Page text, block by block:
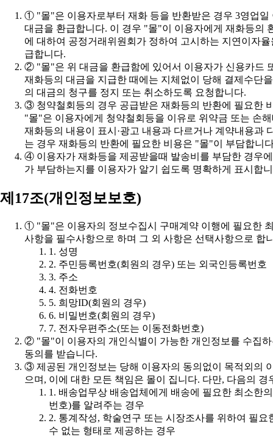
급합니다.
의 대금의 청구를 정지 또는 취소하도록 요청합니다.
는 경우 재화등의 반환에 필요한 비용은 "몰"이 부담합니
가 부담하는지를 이용자가 알기 쉽도록 명확하게 표시합
제17조(개인정보보호)
사항을 필수사항으로 하며 그 외 사항은 선택사항으로 합
1. 성명
2. 주민등록번호(회원의 경우) 또는 외국인등록번호
3. 주소
4. 전화번호
5. 희망ID(회원의 경우)
6. 비밀번호(회원의 경우)
7. 전자우편주소(또는 이동전화번호)
동의를 받습니다.
으며, 이에 대한 모든 책임은 몰이 집니다. 다만, 다음의 경
번호)를 알려주는 경우
수 없는 형태로 제공하는 경우